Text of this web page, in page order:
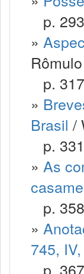
p.
»
p.
»
Brasil /
p.
» As
p.
»
745,
p.